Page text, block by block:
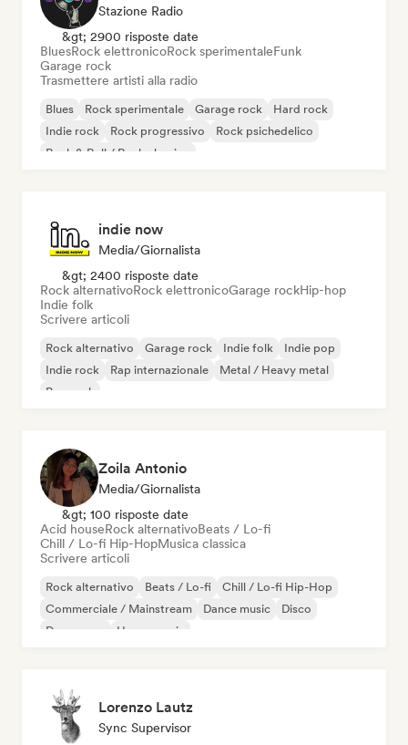
Stazione Radio
&gt; 2900 risposte date
BluesRock elettronicoRock sperimentaleFunk
Garage rock
Trasmettere artisti alla radio
Blues Rock sperimentale Garage rock
Hard rock
Indie rock
Rock progressivo
Rock psichedelico
Rock & Roll / Rock classico
indie now
Media/Giornalista
&gt; 2400 risposte date
Rock alternativoRock elettronicoGarage rockHip-hop
Indie folk
Scrivere articoli
Rock alternativo Garage rock Indie folk
Indie pop
Indie rock
Rap internazionale
Metal / Heavy metal
Pop rock
Zoila Antonio
Media/Giornalista
&gt; 100 risposte date
Acid houseRock alternativoBeats / Lo-fi
Chill / Lo-fi Hip-HopMusica classica
Scrivere articoli
Rock alternativo Beats / Lo-fi
Chill / Lo-fi Hip-Hop
Commerciale / Mainstream
Dance music
Disco
Dream pop
House music
Lorenzo Lautz
Sync Supervisor